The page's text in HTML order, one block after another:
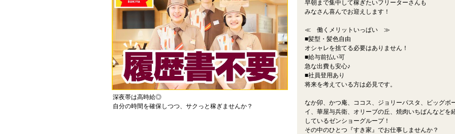
深夜帯は高時給◎
自分の時間を確保しつつ、サクっと稼ぎませんか？
早朝まで集中して稼ぎたいフリーターさんも
みなさん喜んでお迎えします！
≪ 働くメリットいっぱい ≫
■髪型・髪色自由
オシャレを捨てる必要はありません！
■給与前払い可
急な出費も安心♪
■社員登用あり
将来を考えている方は必見です。
なか卯、かつ庵、ココス、ジョリーパスタ、ビッグボ
イ、華屋与兵衛、オリーブの丘、焼肉いちばんなどを
しているゼンショーグループ！
その中のひとつ『すき家』でお仕事しませんか？